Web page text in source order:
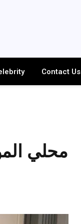
Contact Us
محلي